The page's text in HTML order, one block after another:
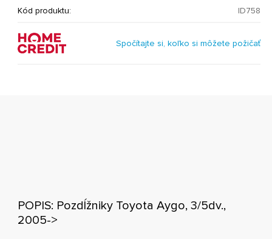
Kód produktu: ID758
Spočítajte si, koľko si môžete požičať
POPIS: Pozdĺžniky Toyota Aygo, 3/5dv.,
2005->